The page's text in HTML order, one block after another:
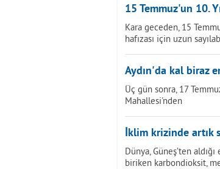
15 Temmuz'un 10.
Kara geceden, 15
hafızası için uzun
Aydın'da kal biraz
Üç gün sonra, 17
Mahallesi'nden
İklim krizinde artık
Dünya, Güneş’ten
biriken karbondioksit,